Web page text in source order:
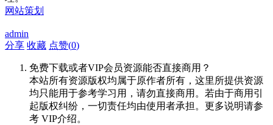
网站策划
admin
分享 收藏 点赞(0)
免费下载或者VIP会员资源能否直接商用？
本站所有资源版权均属于原作者所有，这里所提供资源
均只能用于参考学习用，请勿直接商用。若由于商用引
起版权纠纷，一切责任均由使用者承担。更多说明请参
考 VIP介绍。